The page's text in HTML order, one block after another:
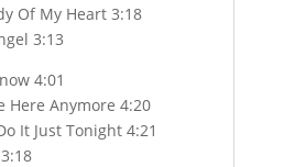
Of My Heart 3:18
3:13
4:01
Here Anymore 4:20
It Just Tonight 4:21